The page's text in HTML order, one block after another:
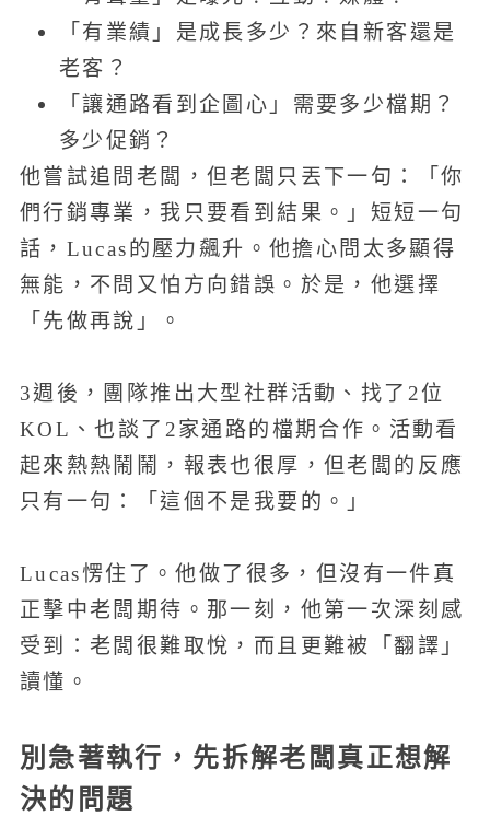
「有業績」是成長多少？來自新客還是
老客？
「讓通路看到企圖心」需要多少檔期？
多少促銷？
他嘗試追問老闆，但老闆只丟下一句：「你
們行銷專業，我只要看到結果。」短短一句
話，Lucas的壓力飆升。他擔心問太多顯得
無能，不問又怕方向錯誤。於是，他選擇
「先做再說」。
3週後，團隊推出大型社群活動、找了2位
KOL、也談了2家通路的檔期合作。活動看
起來熱熱鬧鬧，報表也很厚，但老闆的反應
只有一句：「這個不是我要的。」
Lucas愣住了。他做了很多，但沒有一件真
正擊中老闆期待。那一刻，他第一次深刻感
受到：老闆很難取悅，而且更難被「翻譯」
讀懂。
別急著執行，先拆解老闆真正想解
決的問題